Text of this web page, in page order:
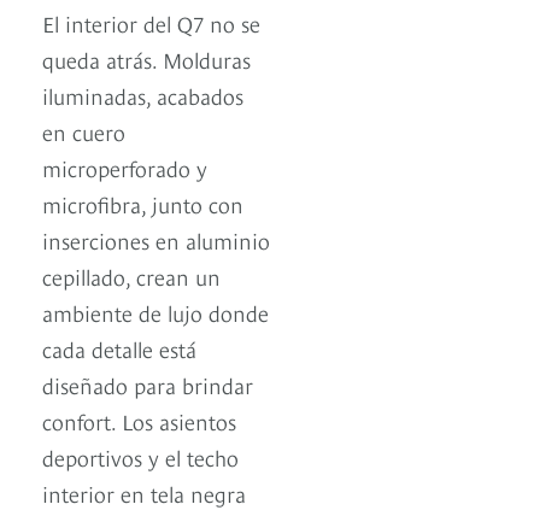
El interior del Q7 no se
queda atrás. Molduras
iluminadas, acabados
en cuero
microperforado y
microfibra, junto con
inserciones en aluminio
cepillado, crean un
ambiente de lujo donde
cada detalle está
diseñado para brindar
confort. Los asientos
deportivos y el techo
interior en tela negra